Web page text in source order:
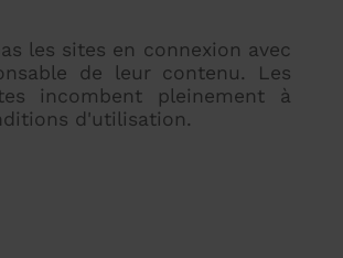
les sites en connexion avec
de leur contenu. Les
incombent pleinement à
d'utilisation.